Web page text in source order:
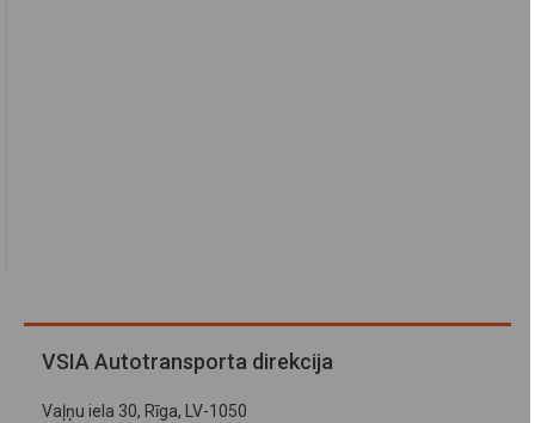
VSIA Autotransporta direkcija
Vaļņu iela 30, Rīga, LV-1050